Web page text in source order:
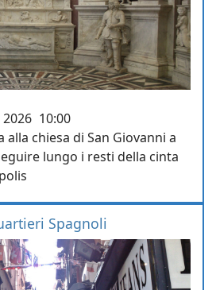
10:00
chiesa di San Giovanni a
lungo i resti della cinta
Spagnoli